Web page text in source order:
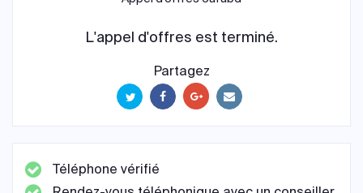
L'appel d'offres est terminé.
Partagez
Téléphone vérifié